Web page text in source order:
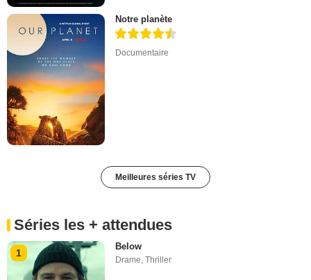
Notre planète
Documentaire
Meilleures séries TV
Séries les + attendues
1
Below
Drame ,Thriller